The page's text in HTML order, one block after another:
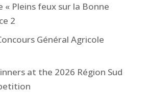
« Pleins feux sur la Bonne
2
Général Agricole
at the 2026 Région Sud